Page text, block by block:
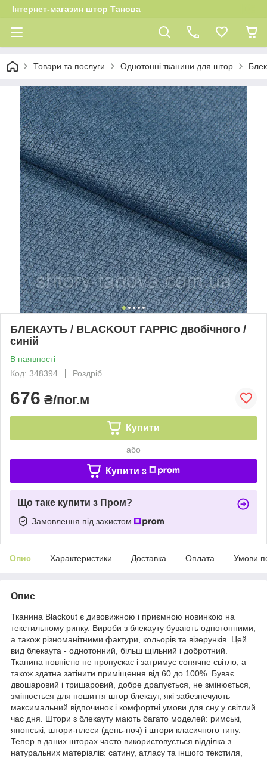
Інтернет-магазин штор Танова
Товари та послуги Однотонні тканини для штор
БЛЕКАУТЬ / BLACKOUT ГАРРІС двобічного /
синій
В наявності
Код: 348394
Роздріб
676 ₴/пог.м
Купити
або
Купити з
Що таке купити з Пром?
Замовлення під захистом
Опис Характеристики Доставка Оплата Умови
Опис
Тканина Blackout є дивовижною і приємною новинкою на
текстильному ринку. Вироби з блекауту бувають однотонними,
а також різноманітними фактури, кольорів та візерунків. Цей
вид блекаута - однотонний, більш щільний і добротний.
Тканина повністю не пропускає і затримує сонячне світло, а
також здатна затінити приміщення від 60 до 100%. Буває
двошаровий і тришаровий, добре драпується, не змінюється,
змінюється для пошиття штор блекаут, які забезпечують
максимальний відпочинок і комфортні умови для сну у світлий
час дня. Штори з блекауту мають багато моделей: римські,
японські, штори-плеси (день-ноч) і штори класичного типу.
Тепер в даних шторах часто використовується відділка з
натуральних матеріалів: сатину, атласу та іншого текстиля,